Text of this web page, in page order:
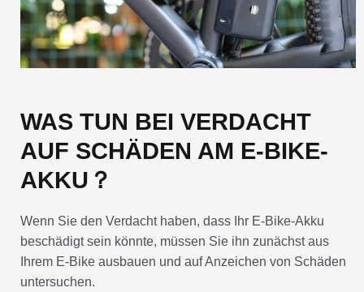
AUF SCHÄDEN AM E-BIKE-
AKKU？
beschädigt sein könnte, müssen Sie ihn zunächst aus
Ihrem E-Bike ausbauen und auf Anzeichen von Schäden
untersuchen.